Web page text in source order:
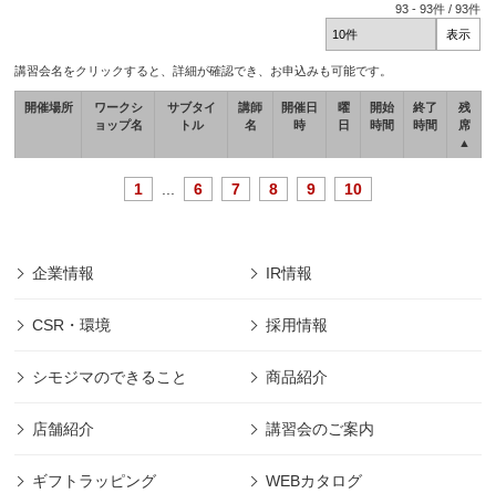
93 -93件 /93件
講習会名をクリックすると、詳細が確認でき、お申込みも可能です。
開催場所
ワークシ
ョップ名
サブタイ
トル
講師
名
開催日
時
曜
日
開始
時間
終了
時間
残
席
▲
1 6 7 8 9 10
企業情報 IR情報
CSR・環境 採用情報
シモジマのできること 商品紹介
店舗紹介 講習会のご案内
ギフトラッピング WEBカタログ